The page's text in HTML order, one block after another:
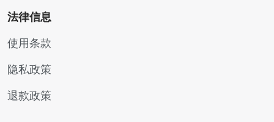
法律信息
使用条款
隐私政策
退款政策